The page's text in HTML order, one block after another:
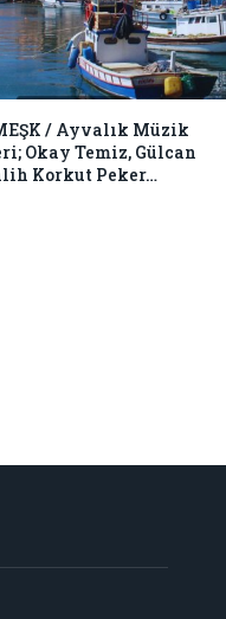
MEŞK / Ayvalık Müzik
Okay Temiz, Gülcan
Korkut Peker…